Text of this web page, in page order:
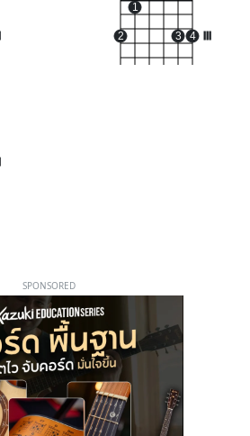
2
1
3 4
SPONSORED